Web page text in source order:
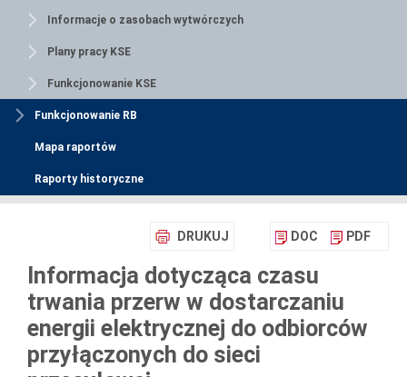
Informacje o zasobach wytwórczych
Plany pracy KSE
Funkcjonowanie KSE
Funkcjonowanie RB
Mapa raportów
Raporty historyczne
DRUKUJ DOC PDF
Informacja dotycząca czasu
trwania przerw w dostarczaniu
energii elektrycznej do odbiorców
przyłączonych do sieci